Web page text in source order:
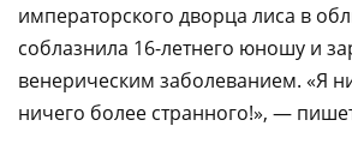
императорского дворца лиса в
соблазнила 16-летнего юношу и
венерическим заболеванием. «Я
ничего более странного!», —